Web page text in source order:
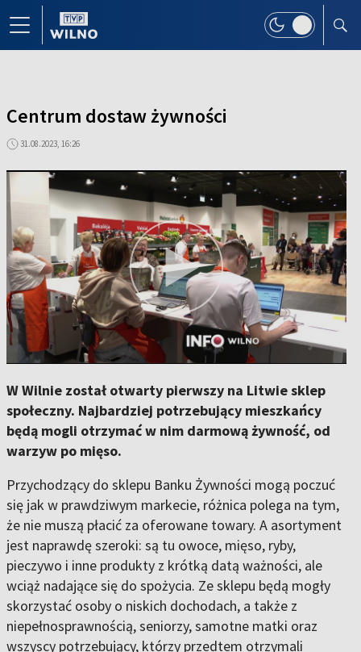
Centrum dostaw żywności
31.08.2023, 16:26
W Wilnie został otwarty pierwszy na Litwie sklep
społeczny. Najbardziej potrzebujący mieszkańcy
będą mogli otrzymać w nim darmową żywność, od
warzyw po mięso.
Przychodzący do sklepu Banku Żywności mogą poczuć
się jak w prawdziwym markecie, różnica polega na tym,
że nie muszą płacić za oferowane towary. A asortyment
jest naprawdę szeroki: są tu owoce, mięso, ryby,
pieczywo i inne produkty z krótką datą ważności, ale
wciąż nadające się do spożycia. Ze sklepu będą mogły
skorzystać osoby o niskich dochodach, a także z
niepełnosprawnością, seniorzy, samotne matki oraz
wszyscy potrzebujący, którzy przedtem otrzymali